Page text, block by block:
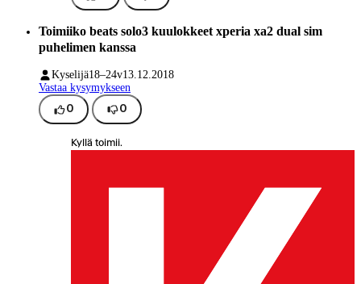
Toimiiko beats solo3 kuulokkeet xperia xa2 dual sim
puhelimen kanssa
Kyselijä18–24v13.12.2018
Vastaa kysymykseen
0 0
Kyllä toimii.